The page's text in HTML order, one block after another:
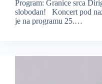
Program: Granice srca
slobodan! Koncert pod
je na programu 25.…